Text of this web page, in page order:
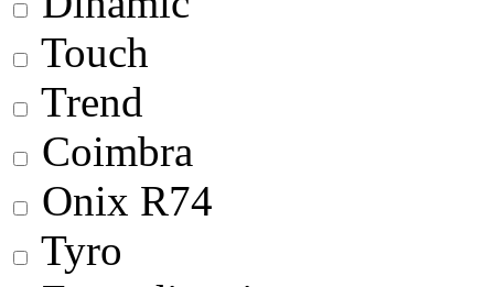
Touch
Trend
Coimbra
Onix R74
Tyro